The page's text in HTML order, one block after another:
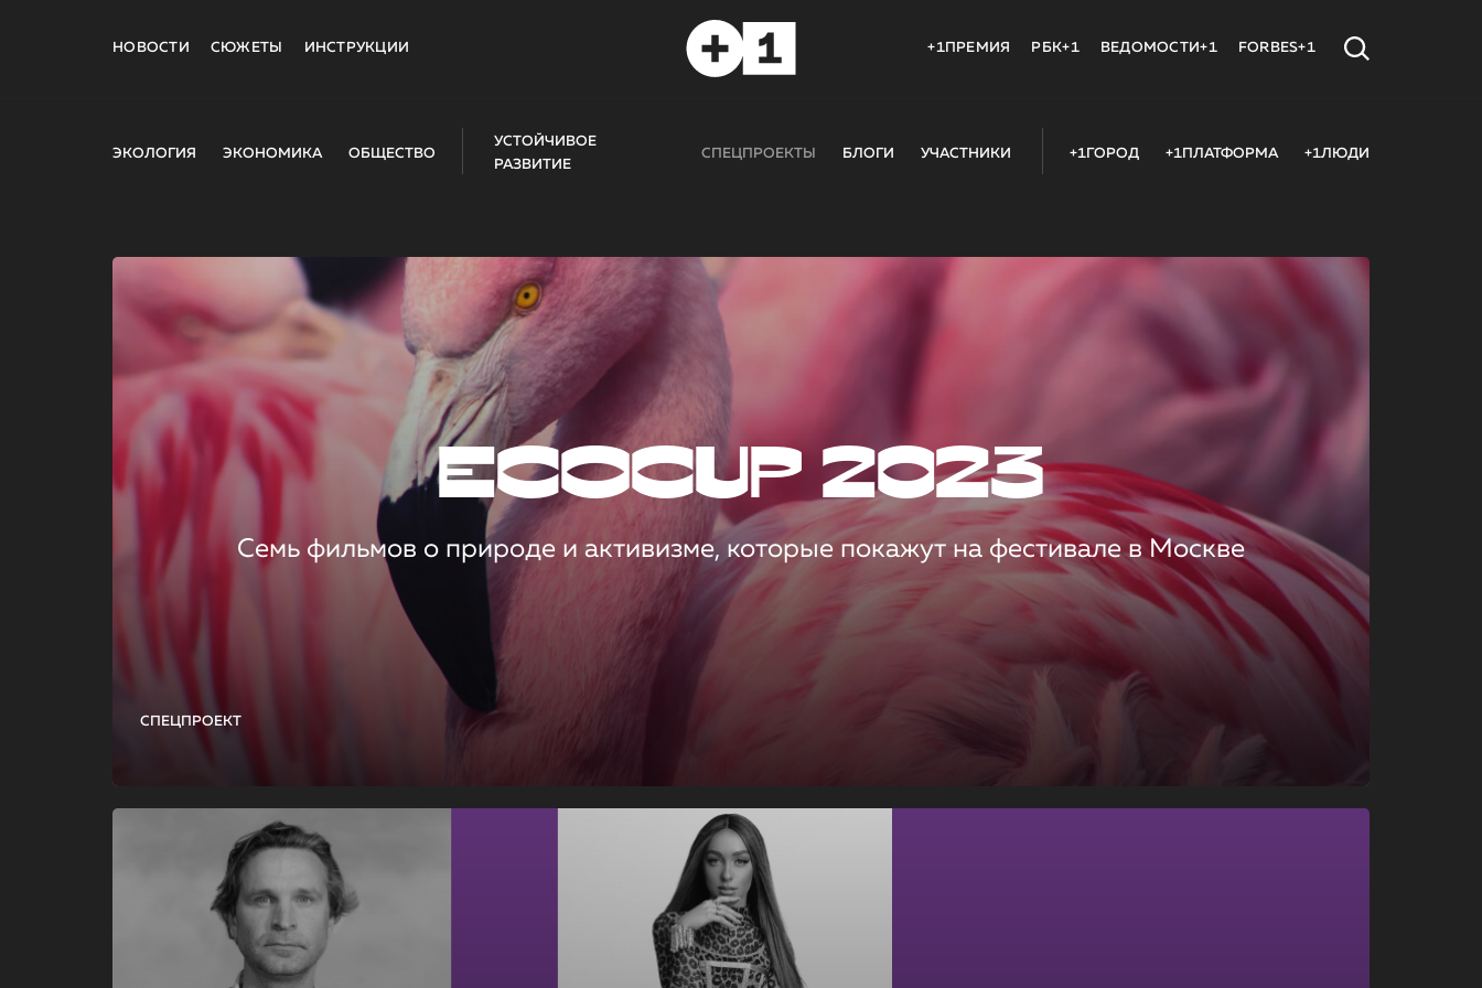
НОВОСТИ СЮЖЕТЫ ИНСТРУКЦИИ +1ПРЕМИЯ РБК+1 ВЕДОМОСТИ+1 FORBES+1
ЭКОЛОГИЯ ЭКОНОМИКА ОБЩЕСТВО
УСТОЙЧИВОЕ
РАЗВИТИЕ
СПЕЦПРОЕКТЫ БЛОГИ УЧАСТНИКИ +1ГОРОД +1ПЛАТФОРМА +1ЛЮДИ
СПЕЦПРОЕКТ
ECOCUP 2023
Семь фильмов о природе и активизме, которые покажут на фестивале в Москве